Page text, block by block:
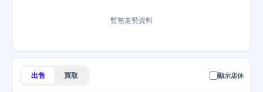
暫無走勢資料
出售 買取 顯示店休